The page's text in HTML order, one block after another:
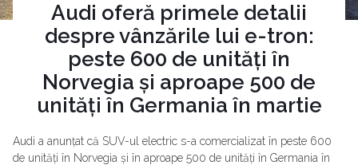
Audi oferă primele detalii
despre vânzările lui e-tron:
peste 600 de unități în
Norvegia și aproape 500 de
unități în Germania în martie
Audi a anunțat că SUV-ul electric s-a comercializat în peste 600
de unități în Norvegia și în aproape 500 de unități în Germania în